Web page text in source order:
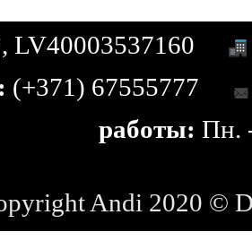
, LV40003537160
(+371) 67555777
работы: Пн.
Andi 2020 ©